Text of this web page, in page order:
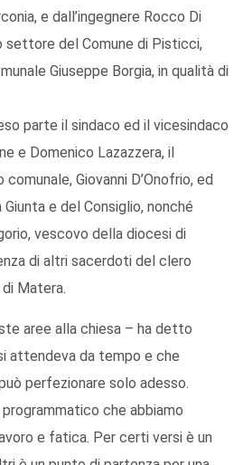
e dall’ingegnere Rocco Di
settore del Comune di Pisticci,
Giuseppe Borgia, in qualità di
parte il sindaco ed il vicesindaco
e Domenico Lazazzera, il
Giovanni D’Onofrio, ed
e del Consiglio, nonché
vescovo della diocesi di
di altri sacerdoti del clero
Matera.
aree alla chiesa – ha detto
attendeva da tempo e che
perfezionare solo adesso.
che abbiamo
e fatica. Per certi versi è un